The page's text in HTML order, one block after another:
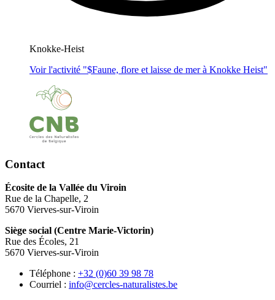
Knokke-Heist
Voir l'activité "$Faune, flore et laisse de mer à Knokke Heist"
Contact
Écosite de la Vallée du Viroin
Rue de la Chapelle, 2
5670 Vierves-sur-Viroin
Siège social (Centre Marie-Victorin)
Rue des Écoles, 21
5670 Vierves-sur-Viroin
Téléphone : 87 89 93 06(0) 23+
Courriel : eb.setsilarutan-selcrec@ofni